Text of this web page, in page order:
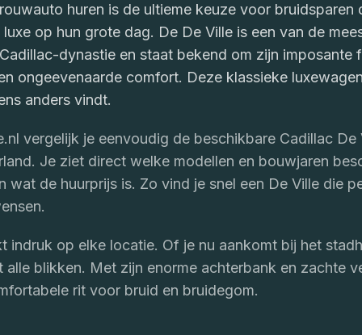
huren is de ultieme keuze voor bruidsparen
op hun grote dag. De De Ville is een van de
dynastie en staat bekend om zijn imposante
ongeevenaarde comfort. Deze klassieke
anders vindt.
vergelijk je eenvoudig de beschikbare Cadillac De
Je ziet direct welke modellen en bouwjaren
wat de huurprijs is. Zo vind je snel een De Ville die
indruk op elke locatie. Of je nu aankomt bij het
blikken. Met zijn enorme achterbank en zachte
rit voor bruid en bruidegom.